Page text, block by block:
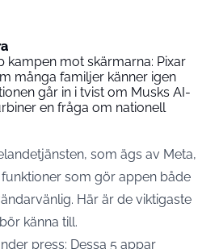
kampen mot skärmarna: Pixar
många familjer känner igen
går in i tvist om Musks AI-
en fråga om nationell
som ägs av Meta,
som gör appen både
Här är de viktigaste
känna till.
press: Dessa 5 appar